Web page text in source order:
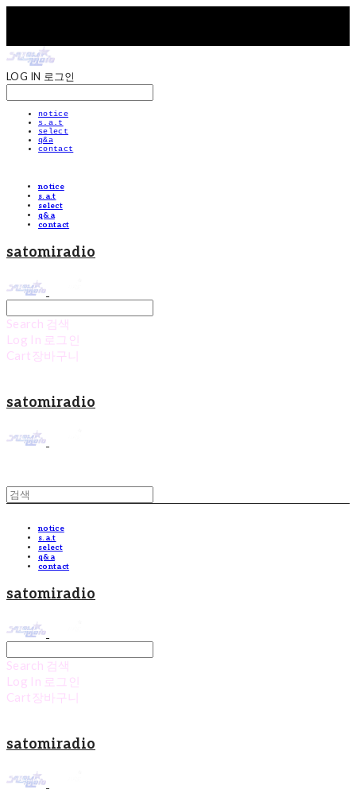
LOG IN 로그인
notice
s.a.t
select
q&a
contact
notice
s.a.t
select
q&a
contact
satomiradio
Search 검색
Log In 로그인
Cart 장바구니
satomiradio
notice
s.a.t
select
q&a
contact
satomiradio
Search 검색
Log In 로그인
Cart 장바구니
satomiradio